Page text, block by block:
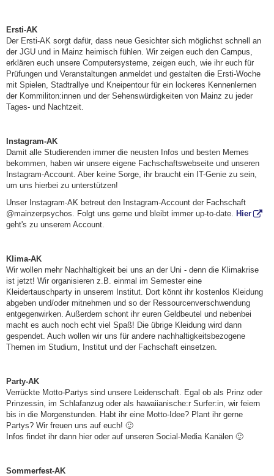
Ersti-AK
Der Ersti-AK sorgt dafür, dass neue Gesichter sich möglichst schnell an
der JGU und in Mainz heimisch fühlen. Wir zeigen euch den Campus,
erklären euch unsere Computersysteme, zeigen euch, wie ihr euch für
Prüfungen und Veranstaltungen anmeldet und gestalten die Ersti-Woche
mit Spielen, Stadtrallye und Kneipentour für ein lockeres Kennenlernen
der Kommiliton:innen und der Sehenswürdigkeiten von Mainz zu jeder
Tages- und Nachtzeit.
Instagram-AK
Damit alle Studierenden immer die neusten Infos und besten Memes
bekommen, haben wir unsere eigene Fachschaftswebseite und unseren
Instagram-Account. Aber keine Sorge, ihr braucht ein IT-Genie zu sein,
um uns hierbei zu unterstützen!
Unser Instagram-AK betreut den Instagram-Account der Fachschaft
@mainzerpsychos. Folgt uns gerne und bleibt immer up-to-date. Hier
geht's zu unserem Account.
Klima-AK
Wir wollen mehr Nachhaltigkeit bei uns an der Uni - denn die Klimakrise
ist jetzt! Wir organisieren z.B. einmal im Semester eine
Kleidertauschparty in unserem Institut. Dort könnt ihr kostenlos Kleidung
abgeben und/oder mitnehmen und so der Ressourcenverschwendung
entgegenwirken. Außerdem schont ihr euren Geldbeutel und nebenbei
macht es auch noch echt viel Spaß! Die übrige Kleidung wird dann
gespendet. Auch wollen wir uns für andere nachhaltigkeitsbezogene
Themen im Studium, Institut und der Fachschaft einsetzen.
Party-AK
Verrückte Motto-Partys sind unsere Leidenschaft. Egal ob als Prinz oder
Prinzessin, im Schlafanzug oder als hawaiianische:r Surfer:in, wir feiern
bis in die Morgenstunden. Habt ihr eine Motto-Idee? Plant ihr gerne
Partys? Wir freuen uns auf euch! 🙂
Infos findet ihr dann hier oder auf unseren Social-Media Kanälen 🙂
Sommerfest-AK